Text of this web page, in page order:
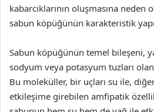
kabarcıklarının oluşmasına neden
sabun köpüğünün karakteristik
Sabun köpüğünün temel bileşeni,
sodyum veya potasyum tuzları
Bu moleküller, bir uçları su ile,
etkileşime girebilen amfipatik